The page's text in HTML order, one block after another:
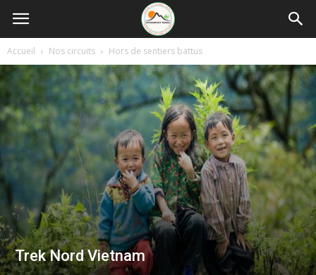
Accueil Nos circuits Hors de sentiers battus
Trek Nord Vietnam